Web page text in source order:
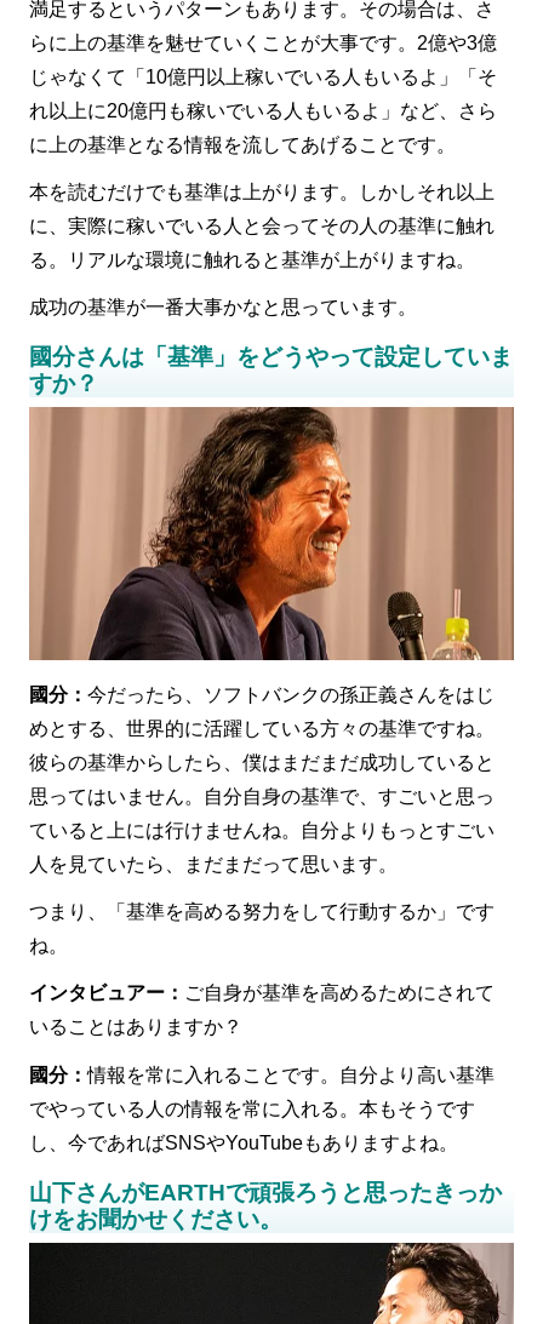
満足するというパターンもあります。その場合は、さ
らに上の基準を魅せていくことが大事です。2億や3億
じゃなくて「10億円以上稼いでいる人もいるよ」「そ
れ以上に20億円も稼いでいる人もいるよ」など、さら
に上の基準となる情報を流してあげることです。
本を読むだけでも基準は上がります。しかしそれ以上
に、実際に稼いでいる人と会ってその人の基準に触れ
る。リアルな環境に触れると基準が上がりますね。
成功の基準が一番大事かなと思っています。
國分さんは「基準」をどうやって設定していま
すか？
國分：今だったら、ソフトバンクの孫正義さんをはじ
めとする、世界的に活躍している方々の基準ですね。
彼らの基準からしたら、僕はまだまだ成功していると
思ってはいません。自分自身の基準で、すごいと思っ
ていると上には行けませんね。自分よりもっとすごい
人を見ていたら、まだまだって思います。
つまり、「基準を高める努力をして行動するか」です
ね。
インタビュアー： ご自身が基準を高めるためにされて
いることはありますか？
國分：情報を常に入れることです。自分より高い基準
でやっている人の情報を常に入れる。本もそうです
し、今であればSNSやYouTubeもありますよね。
山下さんがEARTHで頑張ろうと思ったきっか
けをお聞かせください。